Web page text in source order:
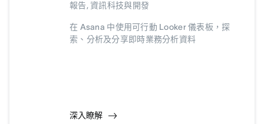
報告, 資訊科技與開發
在 Asana 中使用可行動 Looker 儀表板，探
索、分析及分享即時業務分析資料
深入瞭解